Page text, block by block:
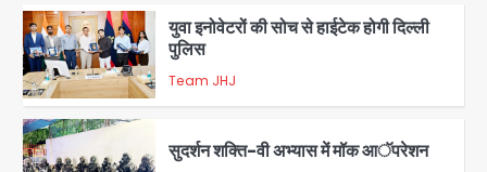
3
युवा इनोवेटरों की सोच से हाईटेक होगी दिल्ली
पुलिस
Team JHJ
सुदर्शन शक्ति-वी अभ्यास में मॉक आॅपरेशन